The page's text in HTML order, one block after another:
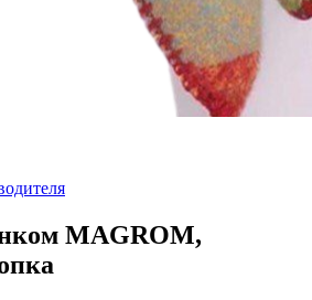
MAGROM,